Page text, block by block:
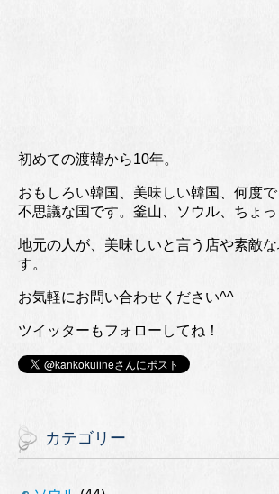
初めての渡韓から10年。
おもしろい韓国、美味しい韓国、何度
不思議な国です。釜山、ソウル、ちょっ
地元の人が、美味しいと言う店や素敵
す。
お気軽にお問い合わせください^^
ツイッターもフォローしてね！
カテゴリー